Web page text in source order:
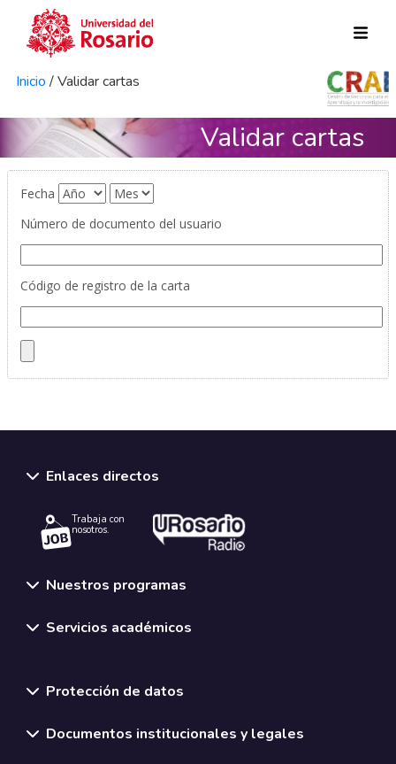
Pasar al contenido principal
Inicio /Validar cartas
Validar cartas
Enlaces directos
Trabaja con
nosotros.
Nuestros programas
Servicios académicos
Protección de datos
Documentos institucionales y legales